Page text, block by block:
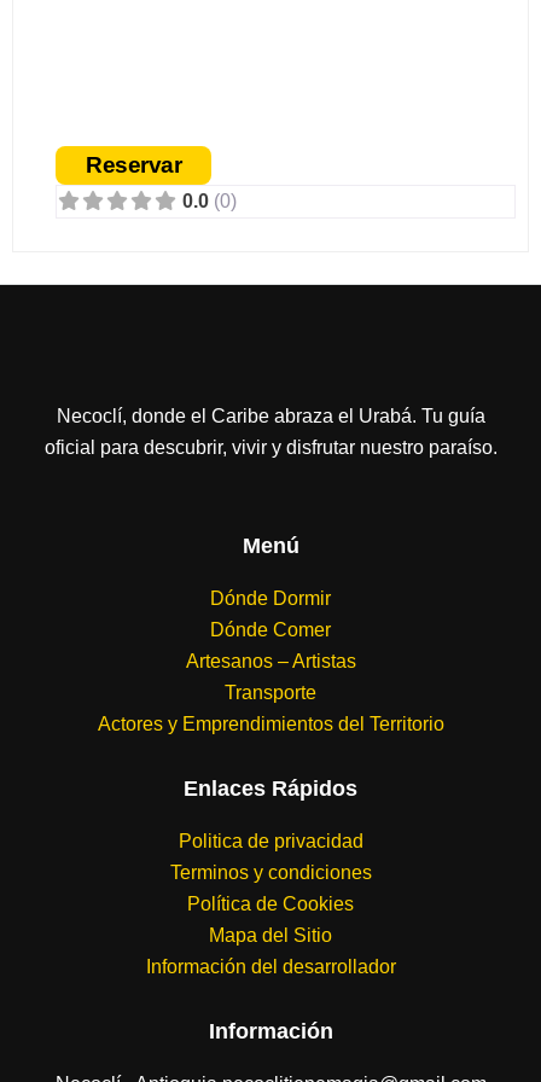
Reservar
0.0 (0)
Necoclí, donde el Caribe abraza el Urabá. Tu guía
oficial para descubrir, vivir y disfrutar nuestro paraíso.
Menú
Dónde Dormir
Dónde Comer
Artesanos – Artistas
Transporte
Actores y Emprendimientos del Territorio
Enlaces Rápidos
Politica de privacidad
Terminos y condiciones
Política de Cookies
Mapa del Sitio
Información del desarrollador
Información